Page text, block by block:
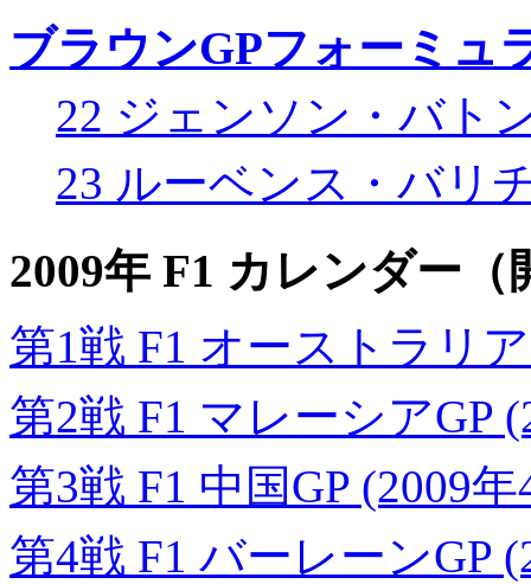
ブラウンGPフォーミュ
22 ジェンソン・バト
23 ルーベンス・バリ
2009年 F1 カレンダー
第1戦 F1 オーストラリ
第2戦 F1 マレーシアGP
第3戦 F1 中国GP (2009
第4戦 F1 バーレーンGP